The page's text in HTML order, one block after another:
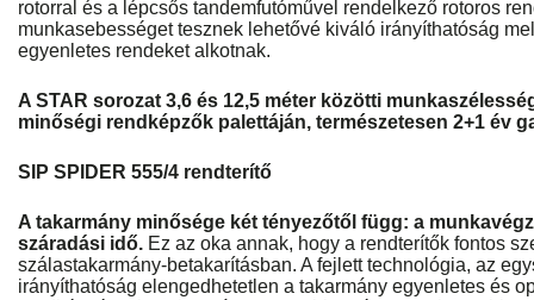
rotorral és a lépcsős tandemfutóművel rendelkező rotoros
munkasebességet tesznek lehetővé kiváló irányíthatóság
egyenletes rendeket alkotnak.
A STAR sorozat 3,6 és 12,5 méter közötti
minőségi rendképzők palettáján, természetesen 2+1 év
SIP SPIDER 555/4 rendterítő
A takarmány minősége két tényezőtől függ: a
száradási idő. Ez az oka annak, hogy a rendterítők fontos
szálastakarmány-betakarításban. A fejlett technológia, az
irányíthatóság elengedhetetlen a takarmány egyenletes és